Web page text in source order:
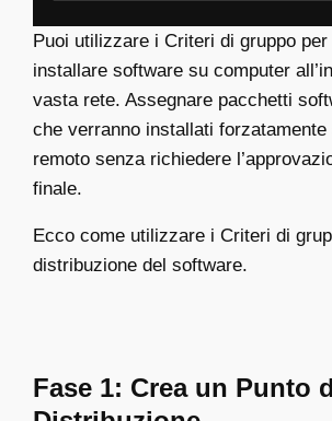
Puoi utilizzare i Criteri di gruppo
installare software su computer
vasta rete. Assegnare pacchetti
che verranno installati
remoto senza richiedere
finale.
Ecco come utilizzare i Criteri di
distribuzione del software.
Fase 1: Crea un Punto